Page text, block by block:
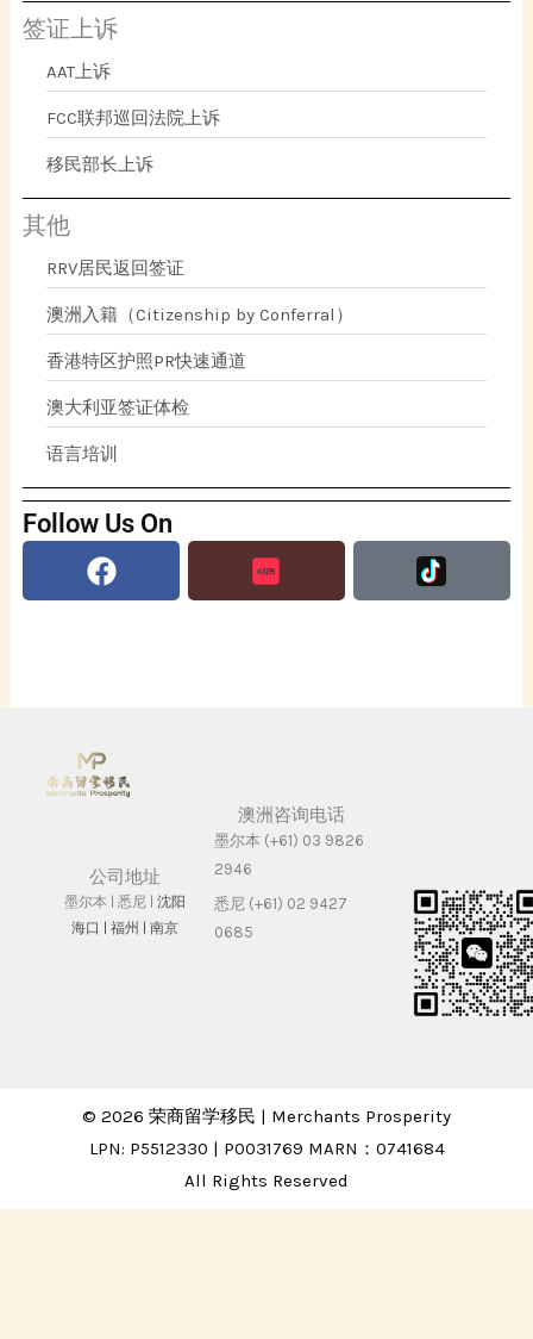
签证上诉
AAT上诉
FCC联邦巡回法院上诉
移民部长上诉
其他
RRV居民返回签证
澳洲入籍（Citizenship by Conferral）
香港特区护照PR快速通道
澳大利亚签证体检
语言培训
Follow Us On
Facebook
公司地址
墨尔本 | 悉尼 | 沈阳
海⼝ | 福州 | 南京
澳洲咨询电话
墨尔本 (+61) 03 9826
2946
悉尼 (+61) 02 9427
0685
© 2026 荣商留学移民 | Merchants Prosperity
LPN: P5512330 | P0031769 MARN：0741684
All Rights Reserved